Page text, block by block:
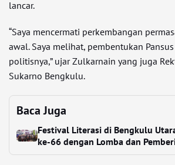
lancar.
“Saya mencermati perkembangan
awal. Saya melihat, pembentukan
politisnya,” ujar Zulkarnain yang juga
Sukarno Bengkulu.
Baca Juga
Festival Literasi di Bengkulu
ke-66 dengan Lomba dan